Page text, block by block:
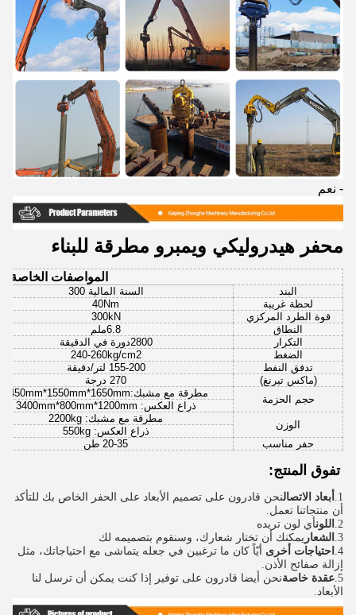
- نعم
محفر هيدروليكي ويمبرو مطرقة للبناء
المواصفات الخاصة
البند
السنة المالية 300
لحظة غريبة
40Nm
قوة الطرد المركزي
300kN
النطاق
6.8ملم
التكرار
2800دورة في الدقيقة
الضغط
240-260kg/cm2
تدفق النفط
155-200 لتر/دقيقة
(ماكس تيرنغ)
270 درجة
حجم الحزمة
مطرقة مع مشبك:1450mm*1550mm*1650mm
ذراع العكس: 3400mm*800mm*1200mm
الوزن
مطرقة مع مشبك: 2200kg
ذراع العكس: 550kg
حفر مناسب
20-35 طن
تفوق المنتج:
1. أبعاد الاتصالنحن قادرون على تصميم الأبعاد على الحفر الخاص بك للتأكد
أن منتجاتنا تعمل.
2. اللونأي لون تريده
3. الشعار يمكنك أن تختار شعارك، وسنقوم بتصميمه لك
4. احتياجات أخرى
إزالة صفائح الأذن.
5. عقدة خاصة
الأبعاد.